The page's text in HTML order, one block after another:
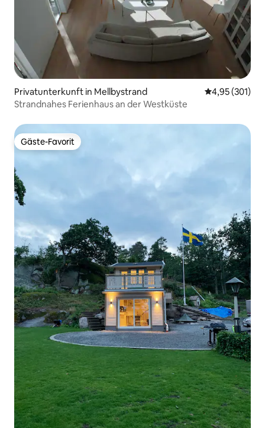
Privatunterkunft in Mellbystrand
4,95 (301)
Strandnahes Ferienhaus an der Westküste
Gäste-Favorit
Gäste-Favorit